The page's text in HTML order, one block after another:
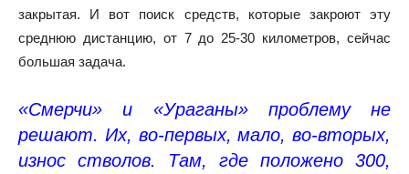
закрытая. И вот поиск средств, которые закроют эту
среднюю дистанцию, от 7 до 25-30 километров, сейчас
большая задача.
«Смерчи» и «Ураганы» проблему не
решают. Их, во-первых, мало, во-вторых,
износ стволов. Там, где положено 300,